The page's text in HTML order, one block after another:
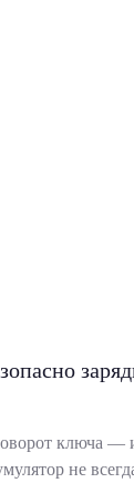
ключа —
не